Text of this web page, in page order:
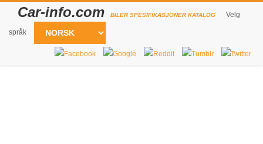
Car-info.com BILER SPESIFIKASJONER KATALOG Velg
språk